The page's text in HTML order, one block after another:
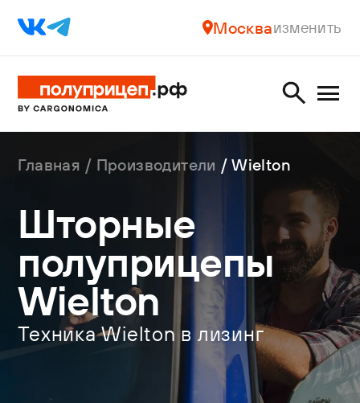
Москваизменить
Главная Производители Wielton
Шторные
полуприцепы
Wielton
Техника Wielton в лизинг